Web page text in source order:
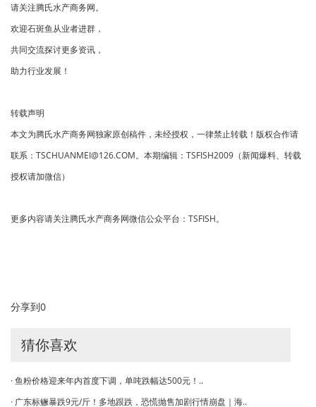
请关注腾氏水产商务网。
欢迎石斑鱼从业者进群，
共同交流探讨更多资讯，
助力行业发展！
转载声明
本文为腾氏水产商务网独家原创稿件，未经授权，一律禁止转载！版权合作请
联系：TSCHUANMEI@126.COM。本期编辑：TSFISH2009（新闻爆料、转载
授权请加微信）
更多内容请关注腾氏水产商务网微信公众平台：TSFISH。
分享到0
猜你喜欢
· 鱼粉价格迎来年内首度下调，单吨跌幅达500元！..
· 广东标鳜暴跌9元/斤！多地跟跌，恐慌抛售加剧行情崩盘｜海..